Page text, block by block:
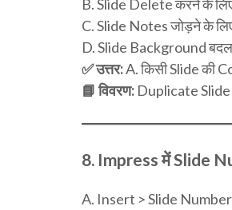
B. Slide Delete करने के
C. Slide Notes जोड़ने के
D. Slide Background
✅ उत्तर:A. किसी Slide की
📘 विवरण: Duplicate Slide
8. Impress में Slide
A. Insert > Slide